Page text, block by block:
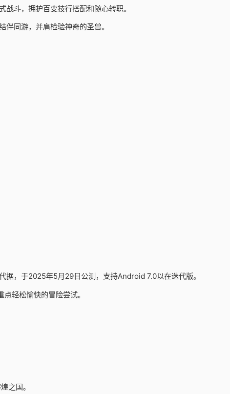
斗，拥护百变技行搭配和随心转职。
同游，并肩检验神奇的圣兽。
据，于2025年5月29日公测，支持Android 7.0以在迭代版。
轻松愉快的冒险尝试。
之国。